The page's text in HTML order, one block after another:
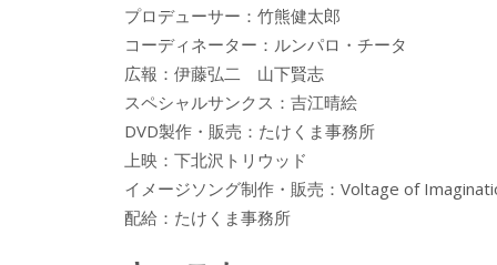
プロデューサー：竹熊健太郎
コーディネーター：ルンパロ・チータ
広報：伊藤弘二 山下賢志
スペシャルサンクス：吉江晴絵
DVD製作・販売：たけくま事務所
上映：下北沢トリウッド
イメージソング制作・販売：Voltage of
配給：たけくま事務所